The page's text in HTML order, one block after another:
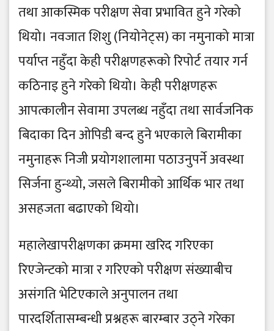
तथा आकस्मिक परीक्षण सेवा प्रभावित हुने गरेको
थियो। नवजात शिशु (नियोनेट्स) का नमुनाको मात्रा
पर्याप्त नहुँदा केही परीक्षणहरूको रिपोर्ट तयार गर्न
कठिनाइ हुने गरेको थियो। केही परीक्षणहरू
आपत्कालीन सेवामा उपलब्ध नहुँदा तथा सार्वजनिक
बिदाका दिन ओपिडी बन्द हुने भएकाले बिरामीका
नमुनाहरू निजी प्रयोगशालामा पठाउनुपर्ने अवस्था
सिर्जना हुन्थ्यो, जसले बिरामीको आर्थिक भार तथा
असहजता बढाएको थियो।
महालेखापरीक्षणका क्रममा खरिद गरिएका
रिएजेन्टको मात्रा र गरिएको परीक्षण संख्याबीच
असंगति भेटिएकाले अनुपालन तथा
पारदर्शितासम्बन्धी प्रश्नहरू बारम्बार उठ्ने गरेका